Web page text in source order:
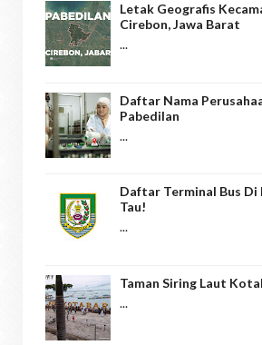
Letak Geografis
Cirebon, Jawa Barat
...
Daftar Nama
Pabedilan
...
Daftar Terminal Bus Di
Tau!
...
Taman Siring Laut
...